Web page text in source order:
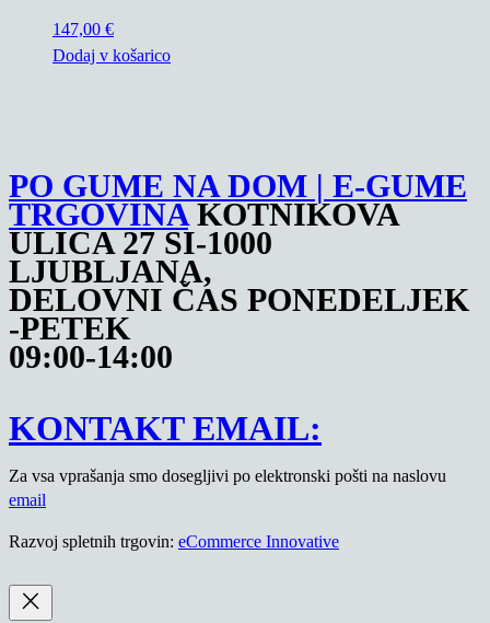
147,00 €
Dodaj v košarico
PO GUME NA DOM | E-GUME
TRGOVINAKOTNIKOVA
ULICA 27 SI-1000
LJUBLJANA,
DELOVNI ČAS PONEDELJEK
-PETEK
09:00-14:00
KONTAKT EMAIL:
Za vsa vprašanja smo dosegljivi po elektronski pošti na naslovu
email
Razvoj spletnih trgovin: eCommerce Innovative